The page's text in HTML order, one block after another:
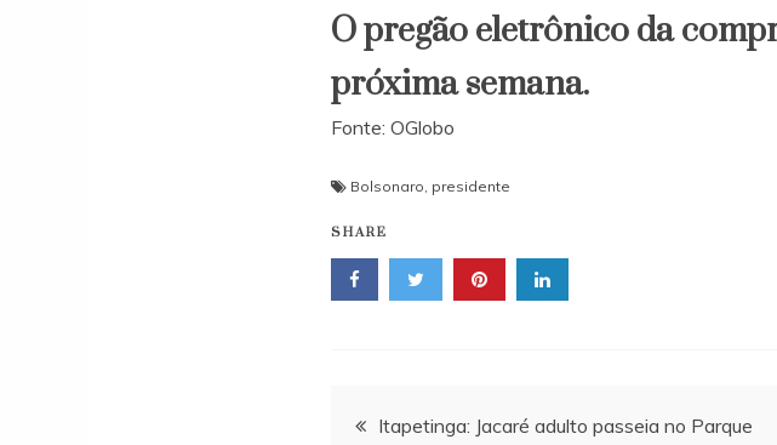
O pregão eletrônico da
próxima semana.
Fonte: OGlobo
Bolsonaro, presidente
SHARE
Navegação
Itapetinga: Jacaré adulto passeia no Parque